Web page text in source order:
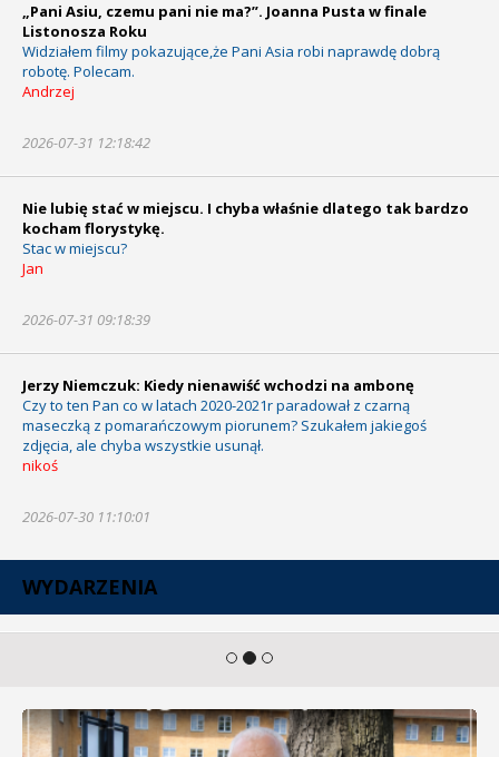
„Pani Asiu, czemu pani nie ma?”. Joanna Pusta w finale
Listonosza Roku
Widziałem filmy pokazujące,że Pani Asia robi naprawdę dobrą
robotę. Polecam.
Andrzej
2026-07-31 12:18:42
Nie lubię stać w miejscu. I chyba właśnie dlatego tak bardzo
kocham florystykę.
Stac w miejscu?
Jan
2026-07-31 09:18:39
Jerzy Niemczuk: Kiedy nienawiść wchodzi na ambonę
Czy to ten Pan co w latach 2020-2021r paradował z czarną
maseczką z pomarańczowym piorunem? Szukałem jakiegoś
zdjęcia, ale chyba wszystkie usunął.
nikoś
2026-07-30 11:10:01
WYDARZENIA